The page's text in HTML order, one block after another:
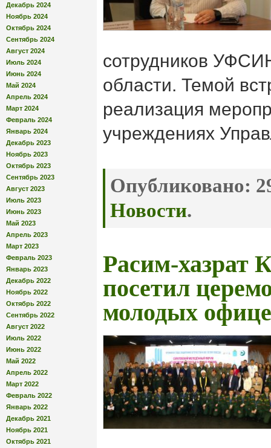
Декабрь 2024
Ноябрь 2024
Октябрь 2024
Сентябрь 2024
Август 2024
Июль 2024
Июнь 2024
Май 2024
Апрель 2024
Март 2024
Февраль 2024
Январь 2024
Декабрь 2023
Ноябрь 2023
Октябрь 2023
Сентябрь 2023
Август 2023
Июль 2023
Июнь 2023
Май 2023
Апрель 2023
Март 2023
Февраль 2023
Январь 2023
Декабрь 2022
Ноябрь 2022
Октябрь 2022
Сентябрь 2022
Август 2022
Июль 2022
Июнь 2022
Май 2022
Апрель 2022
Март 2022
Февраль 2022
Январь 2022
Декабрь 2021
Ноябрь 2021
Октябрь 2021
сотрудников
области. Темой
реализация
учреждениях
Опубликовано:
Новости.
Расим-хазрат
посетил
молодых